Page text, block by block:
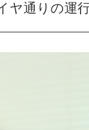
ヤ通りの運